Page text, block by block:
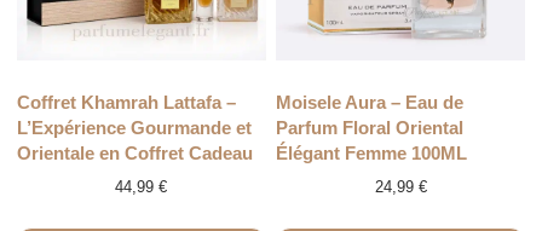
Coffret Khamrah Lattafa –
L’Expérience Gourmande et
Orientale en Coffret Cadeau
44,99€
Moisele Aura – Eau de
Parfum Floral Oriental
Élégant Femme 100ML
24,99 €